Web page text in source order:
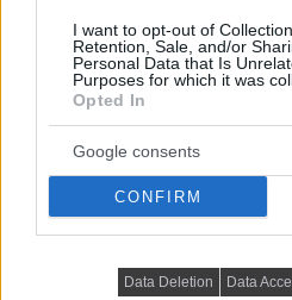
I want to opt-out of
Retention, Sale, and/or
Personal Data that Is
Purposes for which it was
Opted In
Google consents
CONFIRM
Data Deletion Data
PRAKTIKUS LAKBERENDEZÉSI